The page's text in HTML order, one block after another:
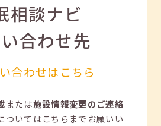
相談ナビ
合わせ先
合わせはこちら
または施設情報変更のご連絡
ついてはこちらまでお願いい